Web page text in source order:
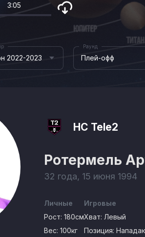
3:05
2022-2023 Плей-офф
Раунд
HC Tele2
Ротермель
32 года, 15 июня 1994
Личные
Рост: 180см
Вес: 100кг
Игровые
Хват: Левый
Позиция: